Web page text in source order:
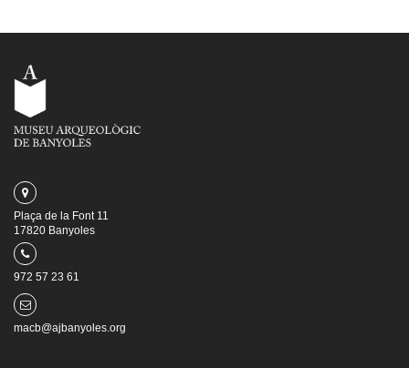
Plaça de la Font 11
17820 Banyoles
972 57 23 61
macb@ajbanyoles.org